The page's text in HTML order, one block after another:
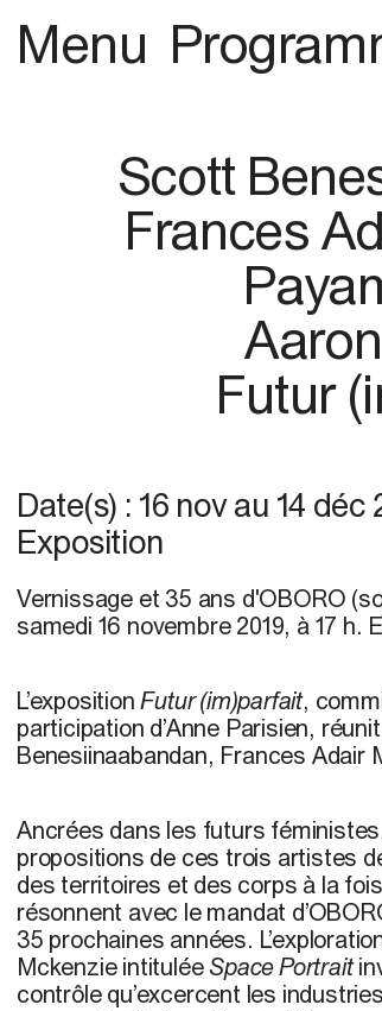
Menu
Scott
Frances
Futur
Date(s) : 16 novau 14 déc
Exposition
Vernissage et 35 ans d'OBORO
samedi 16 novembre 2019, à 17
L’expositionFutur (im)parfait,
participation d’Anne Parisien,
Benesiinaabandan, Frances Adair
Ancrées dans les futurs
propositions de ces trois artistes
des territoires et des corps à la
résonnent avec le mandat
35 prochaines années.
Mckenzieintitulée Space Portrait
contrôle qu’excercent les